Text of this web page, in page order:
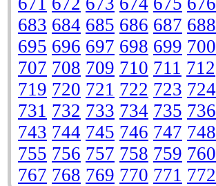
683 684 685 686 687 688
695 696 697 698 699 700
707 708 709 710 711 712
719 720 721 722 723 724
731 732 733 734 735 736
743 744 745 746 747 748
755 756 757 758 759 760
767 768 769 770 771 772